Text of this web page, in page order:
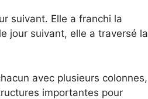
suivant. Elle a franchi la
jour suivant, elle a traversé la
avec plusieurs colonnes,
importantes pour